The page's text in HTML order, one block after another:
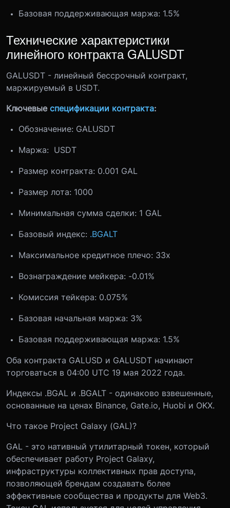
Базовая поддерживающая маржа: 1.5%
Технические характеристики
линейного контракта GALUSDT
GALUSDT - линейный бессрочный контракт,
маржируемый в USDT.
Ключевые спецификации контракта:
Обозначение: GALUSDT
Маржа: USDT
Размер контракта: 0.001 GAL
Размер лота: 1000
Минимальная сумма сделки: 1 GAL
Базовый индекс: .BGALT
Максимальное кредитное плечо: 33x
Вознаграждение мейкера: -0.01%
Комиссия тейкера: 0.075%
Базовая начальная маржа: 3%
Базовая поддерживающая маржа: 1.5%
Оба контракта GALUSD и GALUSDT начинают
торговаться в 04:00 UTC 19 мая 2022 года.
Индексы .BGAL и .BGALT - одинаково взвешенные,
основанные на ценах Binance, Gate.io, Huobi и OKX.
Что такое Project Galaxy (GAL)?
GAL - это нативный утилитарный токен, который
обеспечивает работу Project Galaxy,
инфраструктуры коллективных прав доступа,
позволяющей брендам создавать более
эффективные сообщества и продукты для Web3.